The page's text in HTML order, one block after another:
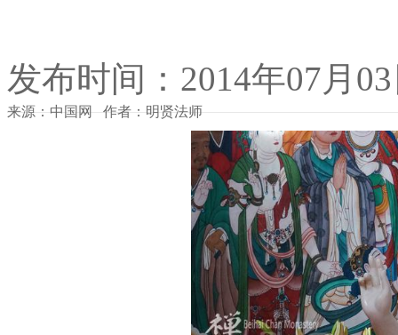
发布时间：2014年07月
来源：中国网 作者：明贤法师